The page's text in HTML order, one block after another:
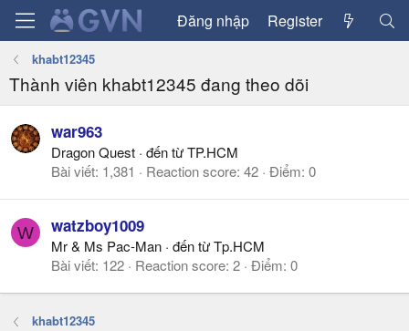
Đăng nhập Register
khabt12345
Thành viên khabt12345 đang theo dõi
war963
Dragon Quest · đến từTP.HCM
Bài viết 1,381 Reaction score 42 Điểm 0
W watzboy1009
Mr & Ms Pac-Man · đến từTp.HCM
Bài viết 122 Reaction score 2 Điểm 0
khabt12345